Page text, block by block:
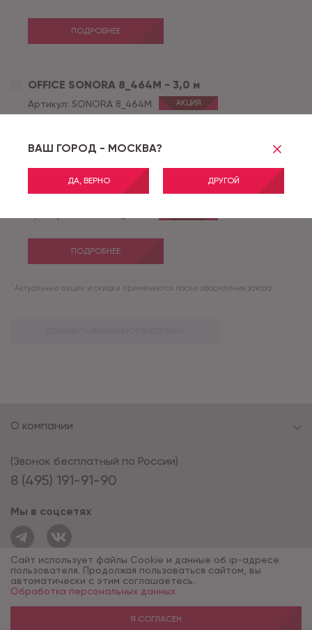
ВАШ ГОРОД - МОСКВА?
ДА, ВЕРНО ДРУГОЙ
ПОДРОБНЕЕ
OFFICE SONORA 8_464M - 3,0 м
Артикул: SONORA 8_464M АКЦИЯ
OFFICE SONORA 8_464M - 3,5 м
ПОДРОБНЕЕ
* Актуальные акции и скидки применяются после оформления заказа.
8 (495) 191-91-90
(Звонок бесплатный по России)
Мы в соцсетях
О компании
© 1994 - 2026*, «ОПУС ТД»
Сайт использует файлы Cookie и данные об ip-адресе
пользователя. Продолжая пользоваться сайтом, вы
автоматически с этим соглашаетесь.
Обработка персональных данных
Я СОГЛАСЕН